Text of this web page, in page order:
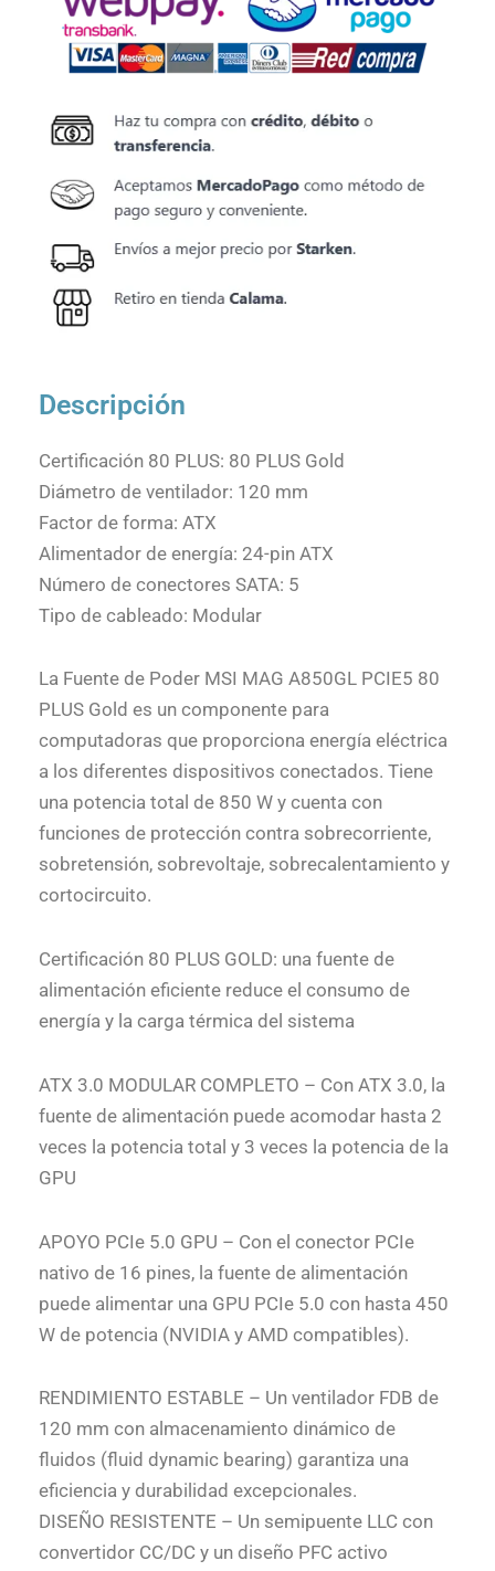
Descripción
Certificación 80 PLUS: 80 PLUS Gold
Diámetro de ventilador: 120 mm
Factor de forma: ATX
Alimentador de energía: 24-pin ATX
Número de conectores SATA: 5
Tipo de cableado: Modular
La Fuente de Poder MSI MAG A850GL PCIE5 80
PLUS Gold es un componente para
computadoras que proporciona energía eléctrica
a los diferentes dispositivos conectados. Tiene
una potencia total de 850 W y cuenta con
funciones de protección contra sobrecorriente,
sobretensión, sobrevoltaje, sobrecalentamiento y
cortocircuito.
Certificación 80 PLUS GOLD: una fuente de
alimentación eficiente reduce el consumo de
energía y la carga térmica del sistema
ATX 3.0 MODULAR COMPLETO – Con ATX 3.0, la
fuente de alimentación puede acomodar hasta 2
veces la potencia total y 3 veces la potencia de la
GPU
APOYO PCIe 5.0 GPU – Con el conector PCIe
nativo de 16 pines, la fuente de alimentación
puede alimentar una GPU PCIe 5.0 con hasta 450
W de potencia (NVIDIA y AMD compatibles).
RENDIMIENTO ESTABLE – Un ventilador FDB de
120 mm con almacenamiento dinámico de
fluidos (fluid dynamic bearing) garantiza una
eficiencia y durabilidad excepcionales.
DISEÑO RESISTENTE – Un semipuente LLC con
convertidor CC/DC y un diseño PFC activo